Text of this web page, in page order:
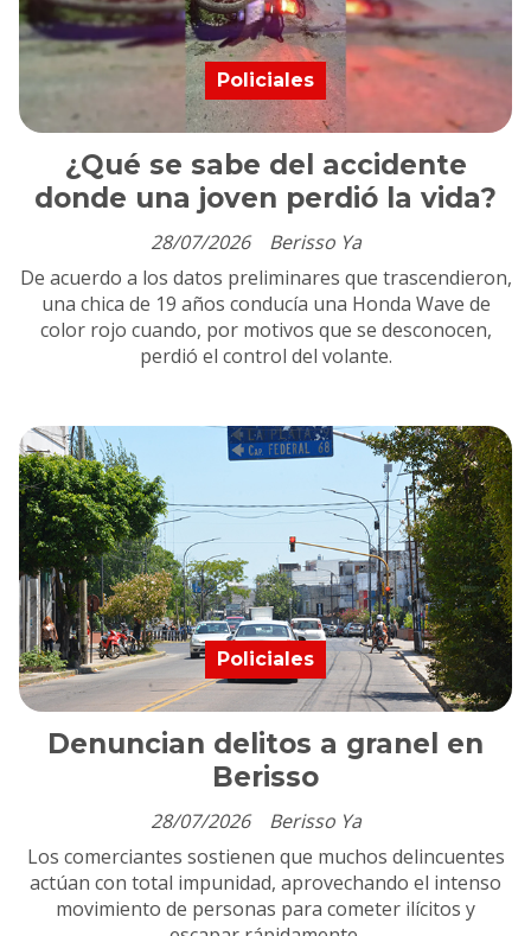
¿Qué se sabe del accidente
donde una joven perdió la vida?
Berisso Ya
Policiales
28/07/2026
De acuerdo a los datos preliminares que trascendieron,
una chica de 19 años conducía una Honda Wave de
color rojo cuando, por motivos que se desconocen,
perdió el control del volante.
Denuncian delitos a granel en
Berisso
Berisso Ya
Policiales
28/07/2026
Los comerciantes sostienen que muchos delincuentes
actúan con total impunidad, aprovechando el intenso
movimiento de personas para cometer ilícitos y